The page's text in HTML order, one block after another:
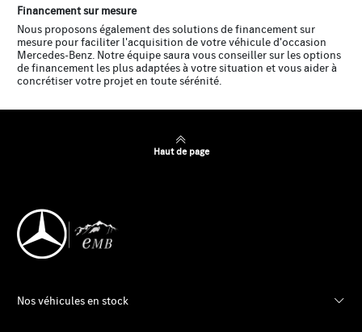
Financement sur mesure
Nous proposons également des solutions de financement sur
mesure pour faciliter l'acquisition de votre véhicule d'occasion
Mercedes-Benz. Notre équipe saura vous conseiller sur les options
de financement les plus adaptées à votre situation et vous aider à
concrétiser votre projet en toute sérénité.
Haut de page
Nos véhicules en stock